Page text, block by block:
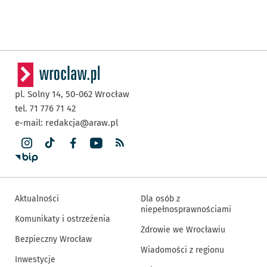
pl. Solny 14, 50-062 Wrocław
tel. 71 776 71 42
e-mail: redakcja@araw.pl
Aktualności
Komunikaty i ostrzeżenia
Bezpieczny Wrocław
Inwestycje
Dla osób z
niepełnosprawnościami
Zdrowie we Wrocławiu
Wiadomości z regionu